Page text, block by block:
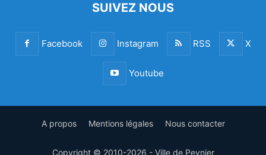
SUIVEZ NOUS
Facebook Instagram RSS X
Youtube
A propos Mentions légales Nous contacter
Copyright © 2010-2026 - Ville de Peynier